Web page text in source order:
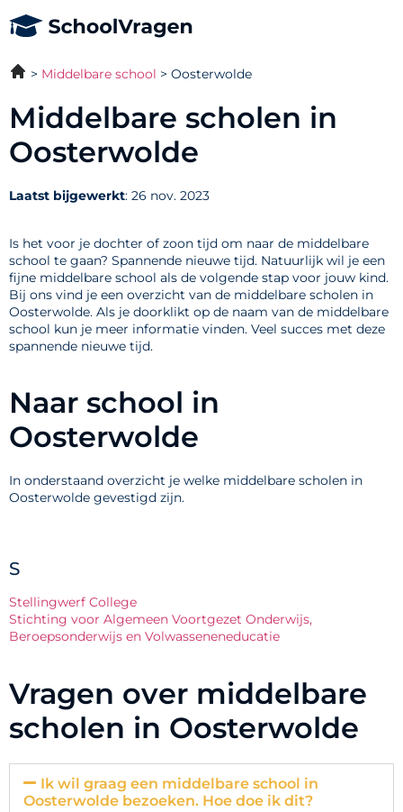
Middelbare school Oosterwolde
Middelbare scholen in
Oosterwolde
Laatst bijgewerkt: 26 nov. 2023
Is het voor je dochter of zoon tijd om naar de middelbare
school te gaan? Spannende nieuwe tijd. Natuurlijk wil je een
fijne middelbare school als de volgende stap voor jouw kind.
Bij ons vind je een overzicht van de middelbare scholen in
Oosterwolde. Als je doorklikt op de naam van de middelbare
school kun je meer informatie vinden. Veel succes met deze
spannende nieuwe tijd.
Naar school in
Oosterwolde
In onderstaand overzicht je welke middelbare scholen in
Oosterwolde gevestigd zijn.
S
Stellingwerf College
Stichting voor Algemeen Voortgezet Onderwijs,
Beroepsonderwijs en Volwasseneneducatie
Vragen over middelbare
scholen in Oosterwolde
Ik wil graag een middelbare school in
Oosterwolde bezoeken. Hoe doe ik dit?